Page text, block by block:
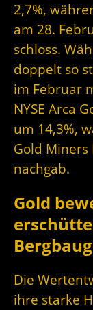
2,7%,
am 28.
schloss.
doppelt so
im Februar
NYSE Arca
um 14,3%,
Gold Miners
nachgab.
Gold
Die
ihre starke